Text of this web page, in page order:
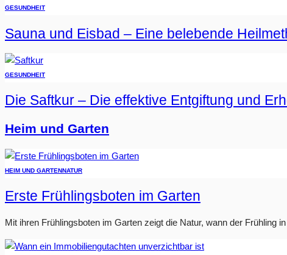
GESUNDHEIT
Sauna und Eisbad – Eine belebende
GESUNDHEIT
Die Saftkur – Die effektive Entgiftung und
Heim und Garten
HEIM UND GARTENNATUR
Erste Frühlingsboten im Garten
Mit ihren Frühlingsboten im Garten zeigt die Natur, wann der Frühling